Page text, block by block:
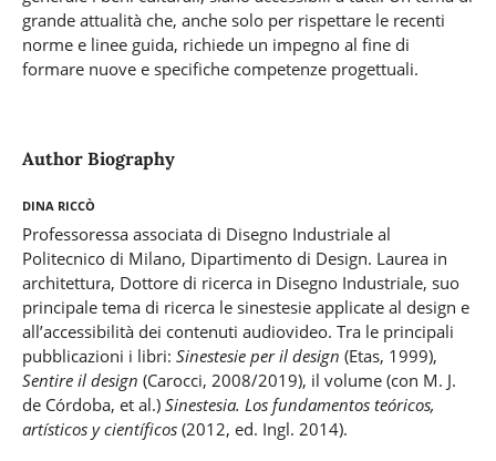
grande attualità che, anche solo per rispettare le recenti
norme e linee guida, richiede un impegno al fine di
formare nuove e specifiche competenze progettuali.
Author Biography
Dina Riccò
Professoressa associata di Disegno Industriale al
Politecnico di Milano, Dipartimento di Design. Laurea in
architettura, Dottore di ricerca in Disegno Industriale, suo
principale tema di ricerca le sinestesie applicate al design e
all’accessibilità dei contenuti audiovideo. Tra le principali
pubblicazioni i libri: Sinestesie per il design (Etas, 1999),
Sentire il design (Carocci, 2008/2019), il volume (con M. J.
de Córdoba, et al.) Sinestesia. Los fundamentos teóricos,
artísticos y científicos(2012, ed. Ingl. 2014).